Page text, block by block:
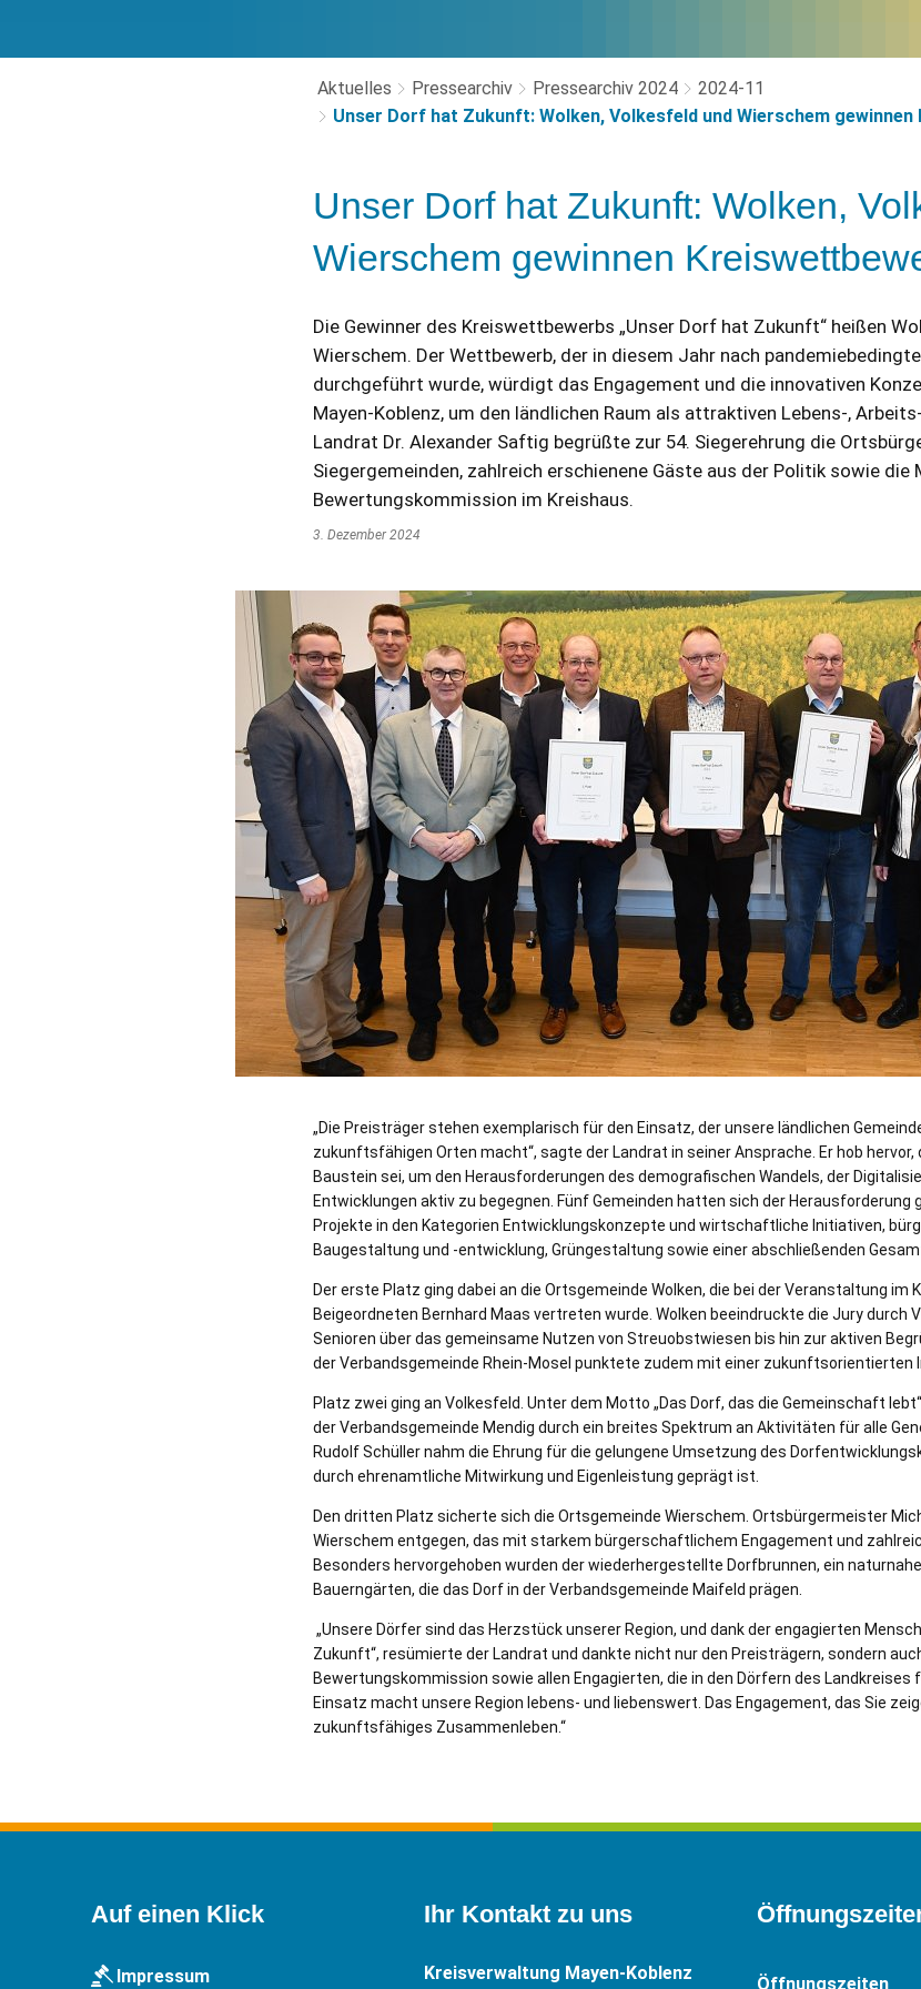
Aktuelles Pressearchiv Pressearchiv 2024
2024-11
Unser Dorf hat Zukunft: Wolken, Volkesfeld und Wierschem
Unser Dorf hat Zukunft: Wolken,
Wierschem gewinnen
Die Gewinner des Kreiswettbewerbs „Unser Dorf hat Zukunft“ heißen
Wierschem. Der Wettbewerb, der in diesem Jahr nach
durchgeführt wurde, würdigt das Engagement und die innovativen
Mayen-Koblenz, um den ländlichen Raum als attraktiven Lebens-,
Landrat Dr. Alexander Saftig begrüßte zur 54. Siegerehrung die
Siegergemeinden, zahlreich erschienene Gäste aus der Politik sowie die
Bewertungskommission im Kreishaus.
3. Dezember 2024
„Die Preisträger stehen exemplarisch für den Einsatz, der unsere ländlichen
zukunftsfähigen Orten macht“, sagte der Landrat in seiner Ansprache. Er hob
Baustein sei, um den Herausforderungen des demografischen Wandels, der
Entwicklungen aktiv zu begegnen. Fünf Gemeinden hatten sich der
Projekte in den Kategorien Entwicklungskonzepte und wirtschaftliche Initiativen,
Baugestaltung und -entwicklung, Grüngestaltung sowie einer abschließenden
Der erste Platz ging dabei an die Ortsgemeinde Wolken, die bei der Veranstaltung im
Beigeordneten Bernhard Maas vertreten wurde. Wolken beeindruckte die Jury durch
Senioren über das gemeinsame Nutzen von Streuobstwiesen bis hin zur aktiven
der Verbandsgemeinde Rhein-Mosel punktete zudem mit einer zukunftsorientierten
Platz zwei ging an Volkesfeld. Unter dem Motto „Das Dorf, das die Gemeinschaft
der Verbandsgemeinde Mendig durch ein breites Spektrum an Aktivitäten für alle
Rudolf Schüller nahm die Ehrung für die gelungene Umsetzung des
durch ehrenamtliche Mitwirkung und Eigenleistung geprägt ist.
Den dritten Platz sicherte sich die Ortsgemeinde Wierschem. Ortsbürgermeister
Wierschem entgegen, das mit starkem bürgerschaftlichem Engagement und
Besonders hervorgehoben wurden der wiederhergestellte Dorfbrunnen, ein
Bauerngärten, die das Dorf in der Verbandsgemeinde Maifeld prägen.
„Unsere Dörfer sind das Herzstück unserer Region, und dank der engagierten
Zukunft“, resümierte der Landrat und dankte nicht nur den Preisträgern, sondern
Bewertungskommission sowie allen Engagierten, die in den Dörfern des Landkreises
Einsatz macht unsere Region lebens- und liebenswert. Das Engagement, das Sie
zukunftsfähiges Zusammenleben.“
Auf einen Klick
Impressum
Ihr Kontakt zu uns
Kreisverwaltung Mayen-Koblenz
Öffnungszeiten